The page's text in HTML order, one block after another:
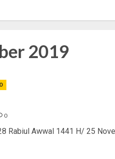
2019
0
Rabiul Awwal 1441 H/ 25